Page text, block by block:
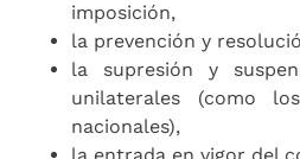
imposición,
la prevención y
la supresión y
unilaterales (como
nacionales),